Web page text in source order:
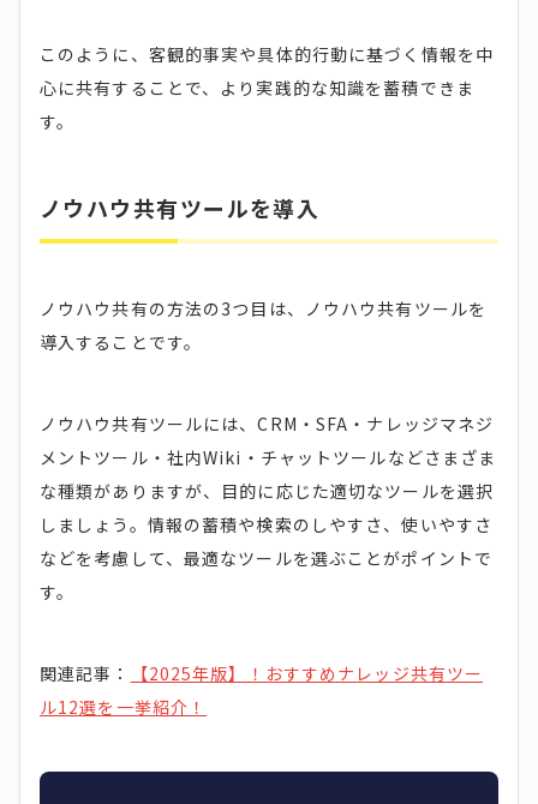
このように、客観的事実や具体的行動に基づく情報を中
心に共有することで、より実践的な知識を蓄積できま
す。
ノウハウ共有ツールを導入
ノウハウ共有の方法の3つ目は、ノウハウ共有ツールを
導入することです。
ノウハウ共有ツールには、CRM・SFA・ナレッジマネジ
メントツール・社内Wiki・チャットツールなどさまざま
な種類がありますが、目的に応じた適切なツールを選択
しましょう。情報の蓄積や検索のしやすさ、使いやすさ
などを考慮して、最適なツールを選ぶことがポイントで
す。
関連記事：
【2025年版】！おすすめナレッジ共有ツー
ル12選を一挙紹介！